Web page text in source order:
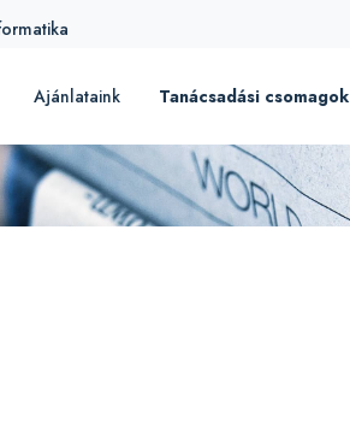
Ajánlataink Tanácsadási csomagok